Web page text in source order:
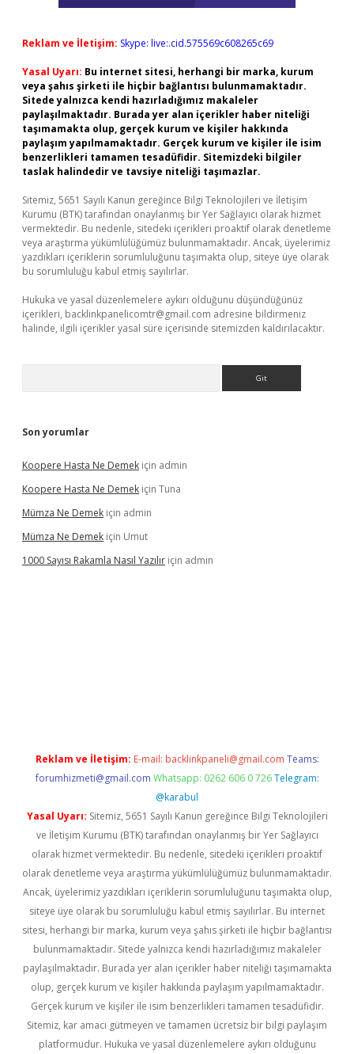
Reklam ve İletişim: Skype: live:.cid.575569c608265c69
Yasal Uyarı: Bu internet sitesi, herhangi bir marka, kurum
veya şahıs şirketi ile hiçbir bağlantısı bulunmamaktadır.
Sitede yalnızca kendi hazırladığımız makaleler
paylaşılmaktadır. Burada yer alan içerikler haber niteliği
taşımamakta olup, gerçek kurum ve kişiler hakkında
paylaşım yapılmamaktadır. Gerçek kurum ve kişiler ile isim
benzerlikleri tamamen tesadüfidir. Sitemizdeki bilgiler
taslak halindedir ve tavsiye niteliği taşımazlar.
Sitemiz, 5651 Sayılı Kanun gereğince Bilgi Teknolojileri ve İletişim
Kurumu (BTK) tarafından onaylanmış bir Yer Sağlayıcı olarak hizmet
vermektedir. Bu nedenle, sitedeki içerikleri proaktif olarak denetleme
veya araştırma yükümlülüğümüz bulunmamaktadır. Ancak, üyelerimiz
yazdıkları içeriklerin sorumluluğunu taşımakta olup, siteye üye olarak
bu sorumluluğu kabul etmiş sayılırlar.
Hukuka ve yasal düzenlemelere aykırı olduğunu düşündüğünüz
içerikleri, backlinkpanelicomtr@gmail.com adresine bildirmeniz
halinde, ilgili içerikler yasal süre içerisinde sitemizden kaldırılacaktır.
Son yorumlar
Koopere Hasta Ne Demek için admin
Koopere Hasta Ne Demek için Tuna
Mümza Ne Demek için admin
Mümza Ne Demek için Umut
1000 Sayısı Rakamla Nasıl Yazılır için admin
Reklam ve İletişim: E-mail: backlinkpaneli@gmail.com Teams:
forumhizmeti@gmail.com Whatsapp: 0262 606 0 726 Telegram:
@karabul
Yasal Uyarı: Sitemiz, 5651 Sayılı Kanun gereğince Bilgi Teknolojileri
ve İletişim Kurumu (BTK) tarafından onaylanmış bir Yer Sağlayıcı
olarak hizmet vermektedir. Bu nedenle, sitedeki içerikleri proaktif
olarak denetleme veya araştırma yükümlülüğümüz bulunmamaktadır.
Ancak, üyelerimiz yazdıkları içeriklerin sorumluluğunu taşımakta olup,
siteye üye olarak bu sorumluluğu kabul etmiş sayılırlar. Bu internet
sitesi, herhangi bir marka, kurum veya şahıs şirketi ile hiçbir bağlantısı
bulunmamaktadır. Sitede yalnızca kendi hazırladığımız makaleler
paylaşılmaktadır. Burada yer alan içerikler haber niteliği taşımamakta
olup, gerçek kurum ve kişiler hakkında paylaşım yapılmamaktadır.
Gerçek kurum ve kişiler ile isim benzerlikleri tamamen tesadüfidir.
Sitemiz, kar amacı gütmeyen ve tamamen ücretsiz bir bilgi paylaşım
platformudur. Hukuka ve yasal düzenlemelere aykırı olduğunu